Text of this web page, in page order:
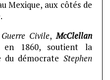
Mexique, aux côtés de
.
Guerre Civile,McClellan
1860, soutient la
du démocrate Stephen